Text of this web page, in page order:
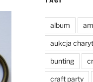
album
aukcja
bunting
craft party